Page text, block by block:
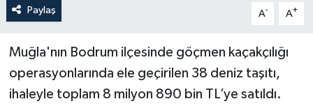
Paylaş A- A+
Muğla'nın Bodrum ilçesinde göçmen kaçakçılığı
operasyonlarında ele geçirilen 38 deniz taşıtı,
ihaleyle toplam 8 milyon 890 bin TL’ye satıldı.